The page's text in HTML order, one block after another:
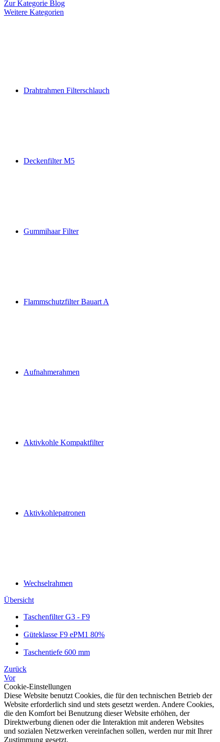
Zur Kategorie Blog
Weitere Kategorien
Drahtrahmen Filterschlauch
Deckenfilter M5
Gummihaar Filter
Flammschutzfilter Bauart A
Aufnahmerahmen
Aktivkohle Kompaktfilter
Aktivkohlepatronen
Wechselrahmen
Übersicht
Taschenfilter G3 - F9
Güteklasse F9 ePM1 80%
Taschentiefe 600 mm
Zurück
Vor
Cookie-Einstellungen
Diese Website benutzt Cookies, die für den technischen Betrieb der
Website erforderlich sind und stets gesetzt werden. Andere Cookies,
die den Komfort bei Benutzung dieser Website erhöhen, der
Direktwerbung dienen oder die Interaktion mit anderen Websites
und sozialen Netzwerken vereinfachen sollen, werden nur mit Ihrer
Zustimmung gesetzt.